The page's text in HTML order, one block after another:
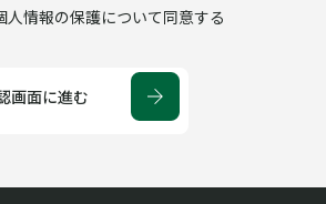
情報の取得、利用および管理に関する
を定め、これを遵守します。
個人情報の利用目的」を参照）に従って
人情報の保護について同意する
画面に進む